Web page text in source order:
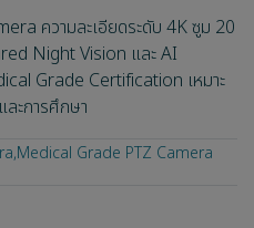
ความละเอียดระดับ 4K ซูม 20
Night Vision และ AI
Grade Certification เหมาะ
ะการศึกษา
,Medical Grade PTZ Camera